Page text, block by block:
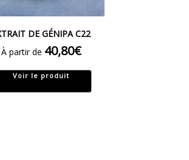
DE GÉNIPA C22
À partir de 40,80€
Voir le produit